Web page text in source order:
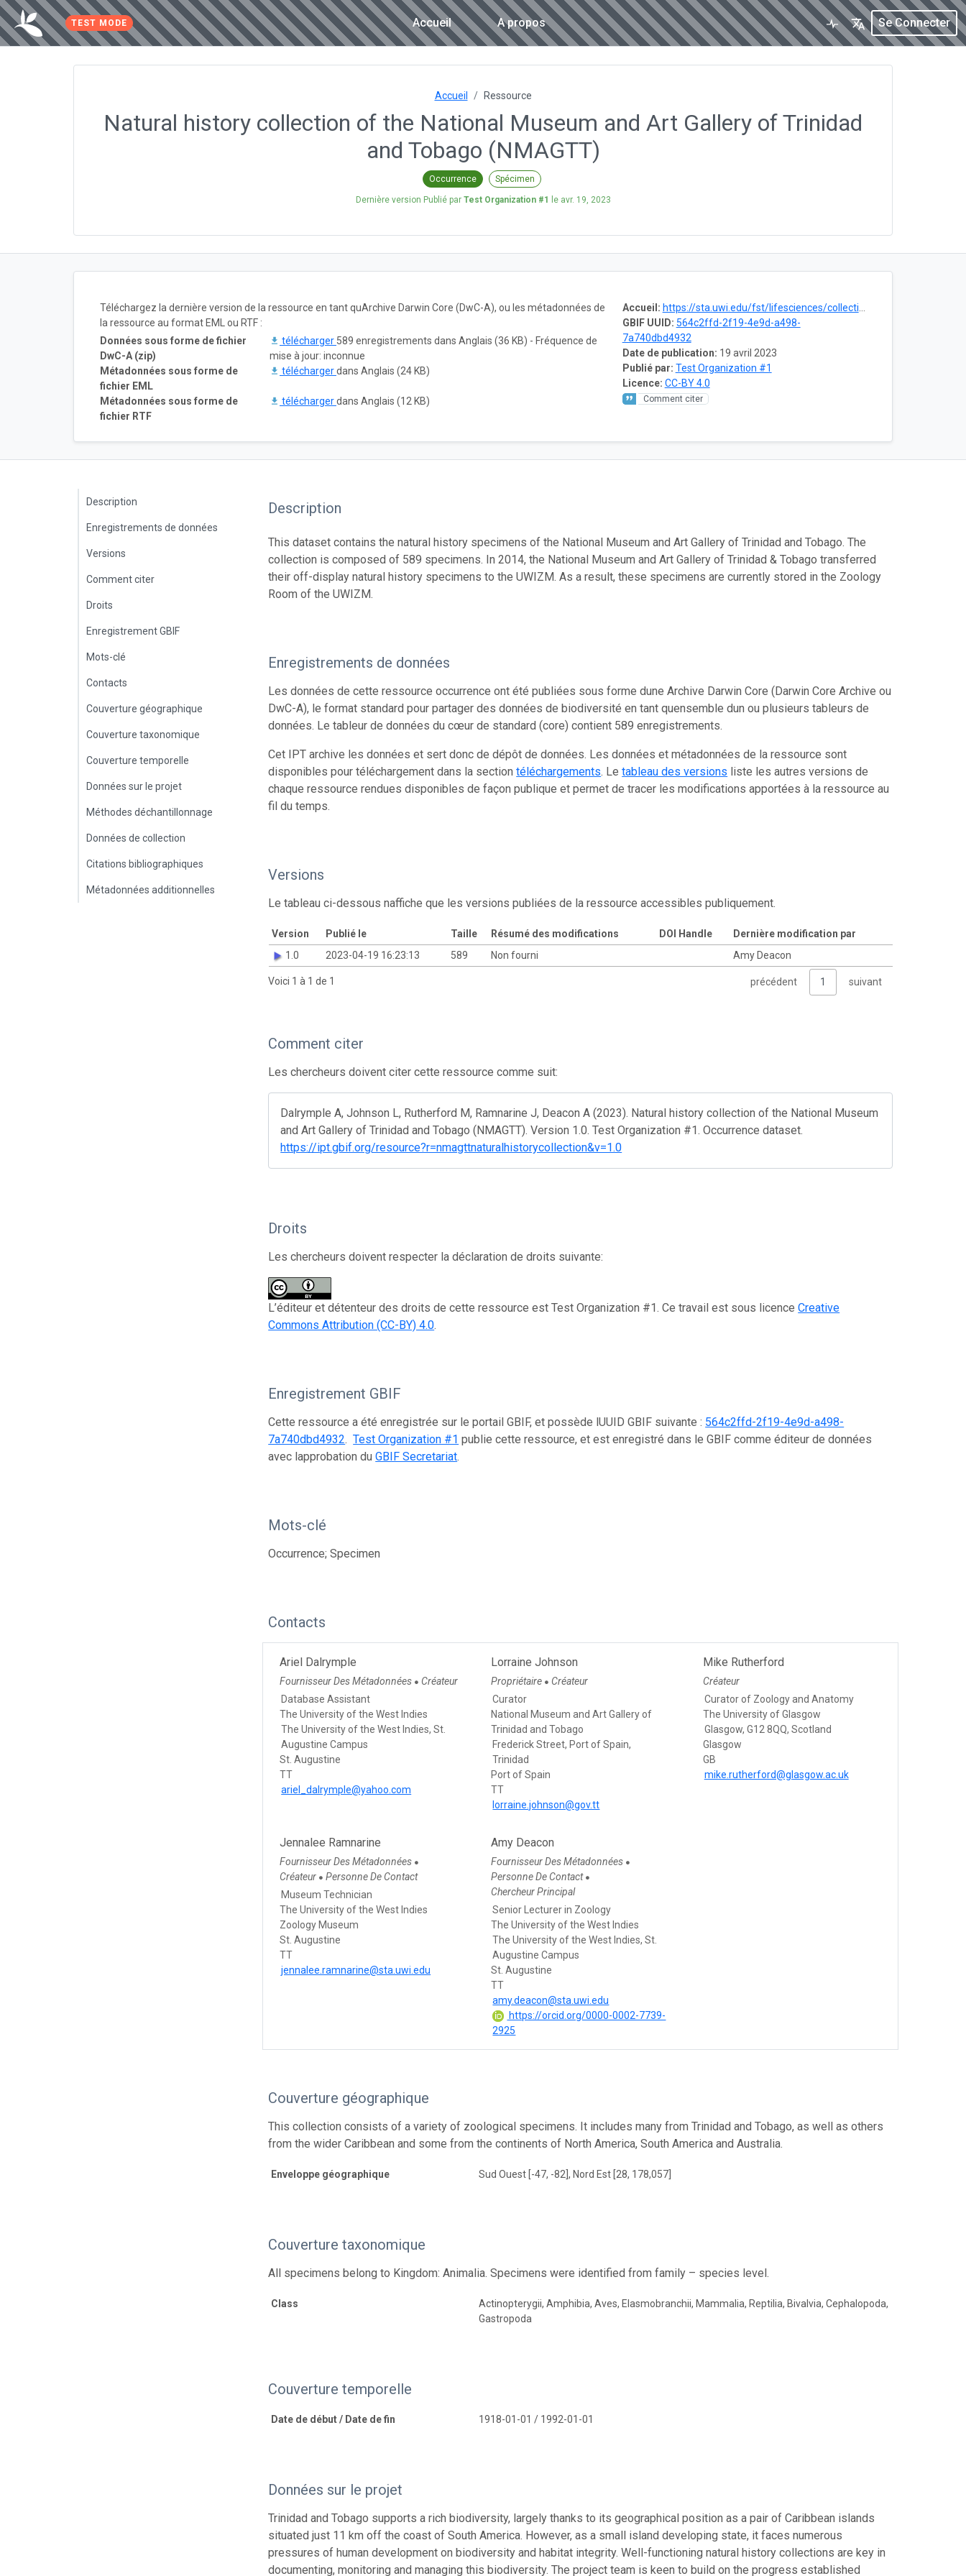
TEST MODE Accueil A propos Se Connecter
Accueil Ressource
Natural history collection of the National Museum and Art Gallery of Trinidad
and Tobago (NMAGTT)
Occurrence Spécimen
Dernière version Publié par Test Organization #1 le avr. 19, 2023
Accueil: https://sta.uwi.edu/fst/lifesciences/collections
GBIF UUID: 564c2ffd-2f19-4e9d-a498-
7a740dbd4932
Date de publication: 19 avril 2023
Publié par: Test Organization #1
Licence: CC-BY 4.0
Comment citer
Téléchargez la dernière version de la ressource en tant quArchive Darwin Core (DwC-A), ou les métadonnées de
la ressource au format EML ou RTF :
Données sous forme de fichier
DwC-A (zip)
télécharger 589 enregistrements dans Anglais (36 KB) - Fréquence de
mise à jour: inconnue
Métadonnées sous forme de
fichier EML
téléchargerdans Anglais (24 KB)
Métadonnées sous forme de
fichier RTF
téléchargerdans Anglais (12 KB)
Description
Enregistrements de données
Versions
Comment citer
Droits
Enregistrement GBIF
Mots-clé
Contacts
Couverture géographique
Couverture taxonomique
Couverture temporelle
Données sur le projet
Méthodes déchantillonnage
Données de collection
Citations bibliographiques
Métadonnées additionnelles
Description
This dataset contains the natural history specimens of the National Museum and Art Gallery of Trinidad and Tobago. The
collection is composed of 589 specimens. In 2014, the National Museum and Art Gallery of Trinidad & Tobago transferred
their off-display natural history specimens to the UWIZM. As a result, these specimens are currently stored in the Zoology
Room of the UWIZM.
Enregistrements de données
Les données de cette ressource occurrence ont été publiées sous forme dune Archive Darwin Core (Darwin Core Archive ou
DwC-A), le format standard pour partager des données de biodiversité en tant quensemble dun ou plusieurs tableurs de
données. Le tableur de données du cœur de standard (core) contient 589 enregistrements.
Cet IPT archive les données et sert donc de dépôt de données. Les données et métadonnées de la ressource sont
disponibles pour téléchargement dans la sectiontéléchargements. Letableau des versions liste les autres versions de
chaque ressource rendues disponibles de façon publique et permet de tracer les modifications apportées à la ressource au
fil du temps.
Versions
Le tableau ci-dessous naffiche que les versions publiées de la ressource accessibles publiquement.
Version Publié le Taille Résumé des modifications DOI Handle
Dernière modification par
1.0
2023-04-19 16:23:13 589 Non fourni Amy Deacon
Voici 1 à 1 de 1 précédent 1 suivant
Comment citer
Les chercheurs doivent citer cette ressource comme suit:
Dalrymple A, Johnson L, Rutherford M, Ramnarine J, Deacon A (2023). Natural history collection of the National Museum
and Art Gallery of Trinidad and Tobago (NMAGTT). Version 1.0. Test Organization #1. Occurrence dataset.
https://ipt.gbif.org/resource?r=nmagttnaturalhistorycollection&v=1.0
Droits
Les chercheurs doivent respecter la déclaration de droits suivante:
L’éditeur et détenteur des droits de cette ressource est Test Organization #1. Ce travail est sous licenceCreative
Commons Attribution (CC-BY) 4.0.
Enregistrement GBIF
Cette ressource a été enregistrée sur le portail GBIF, et possède lUUID GBIF suivante : 564c2ffd-2f19-4e9d-a498-
7a740dbd4932.Test Organization #1 publie cette ressource, et est enregistré dans le GBIF comme éditeur de données
avec lapprobation duGBIF Secretariat.
Mots-clé
Occurrence; Specimen
Contacts
Ariel Dalrymple
Fournisseur Des Métadonnées ● Créateur
Database Assistant
The University of the West Indies
The University of the West Indies, St.
Augustine Campus
St. Augustine
TT
ariel_dalrymple@yahoo.com
Lorraine Johnson
Propriétaire ● Créateur
Curator
National Museum and Art Gallery of
Trinidad and Tobago
Frederick Street, Port of Spain,
Trinidad
Port of Spain
TT
lorraine.johnson@gov.tt
Mike Rutherford
Créateur
Curator of Zoology and Anatomy
The University of Glasgow
Glasgow, G12 8QQ, Scotland
Glasgow
GB
mike.rutherford@glasgow.ac.uk
Jennalee Ramnarine
Fournisseur Des Métadonnées ●
Créateur ● Personne De Contact
Museum Technician
The University of the West Indies
Zoology Museum
St. Augustine
TT
jennalee.ramnarine@sta.uwi.edu
Amy Deacon
Fournisseur Des Métadonnées ●
Personne De Contact ●
Chercheur Principal
Senior Lecturer in Zoology
The University of the West Indies
The University of the West Indies, St.
Augustine Campus
St. Augustine
TT
amy.deacon@sta.uwi.edu
https://orcid.org/0000-0002-7739-
2925
Couverture géographique
This collection consists of a variety of zoological specimens. It includes many from Trinidad and Tobago, as well as others
from the wider Caribbean and some from the continents of North America, South America and Australia.
Enveloppe géographique Sud Ouest [-47, -82], Nord Est [28, 178,057]
Couverture taxonomique
All specimens belong to Kingdom: Animalia. Specimens were identified from family – species level.
Class
Actinopterygii, Amphibia, Aves, Elasmobranchii, Mammalia, Reptilia, Bivalvia, Cephalopoda,
Gastropoda
Couverture temporelle
Date de début / Date de fin 1918-01-01 / 1992-01-01
Données sur le projet
Trinidad and Tobago supports a rich biodiversity, largely thanks to its geographical position as a pair of Caribbean islands
situated just 11 km off the coast of South America. However, as a small island developing state, it faces numerous
pressures of human development on biodiversity and habitat integrity. Well-functioning natural history collections are key in
documenting, monitoring and managing this biodiversity. The project team is keen to build on the progress established